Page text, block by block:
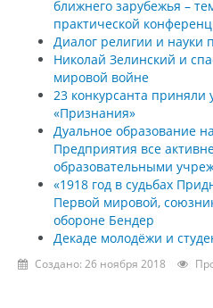
ближнего зарубежья –
практической
Диалог религии и науки
Николай Зелинский и
мировой войне
23 конкурсанта приняли
«Признания»
Дуальное образование
Предприятия все
образовательными
«1918 год в судьбах
Первой мировой,
обороне Бендер
Декаде молодёжи и
Создано: 26 ноября 2018